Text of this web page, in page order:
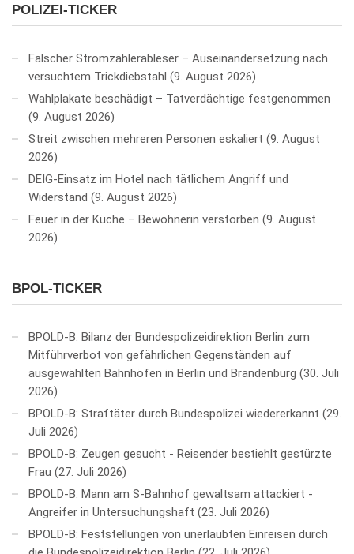
POLIZEI-TICKER
Falscher Stromzählerableser – Auseinandersetzung nach
versuchtem Trickdiebstahl 9. August 2026
Wahlplakate beschädigt – Tatverdächtige festgenommen
9. August 2026
Streit zwischen mehreren Personen eskaliert 9. August
2026
DEIG-Einsatz im Hotel nach tätlichem Angriff und
Widerstand 9. August 2026
Feuer in der Küche – Bewohnerin verstorben 9. August
2026
BPOL-TICKER
BPOLD-B: Bilanz der Bundespolizeidirektion Berlin zum
Mitführverbot von gefährlichen Gegenständen auf
ausgewählten Bahnhöfen in Berlin und Brandenburg 30. Juli
2026
BPOLD-B: Straftäter durch Bundespolizei wiedererkannt 29.
Juli 2026
BPOLD-B: Zeugen gesucht - Reisender bestiehlt gestürzte
Frau 27. Juli 2026
BPOLD-B: Mann am S-Bahnhof gewaltsam attackiert -
Angreifer in Untersuchungshaft 23. Juli 2026
BPOLD-B: Feststellungen von unerlaubten Einreisen durch